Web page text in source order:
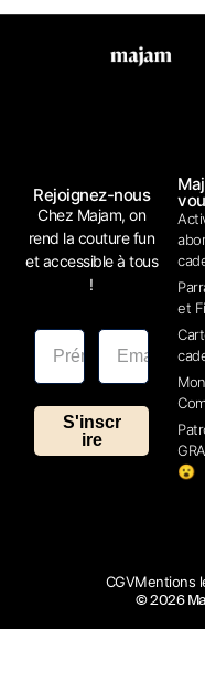
et
Mon
😮
Rejoignez-nous
Chez Majam, on
rend la couture fun
et accessible à tous
!
S'inscr
ire
© 2026
CGVMentions